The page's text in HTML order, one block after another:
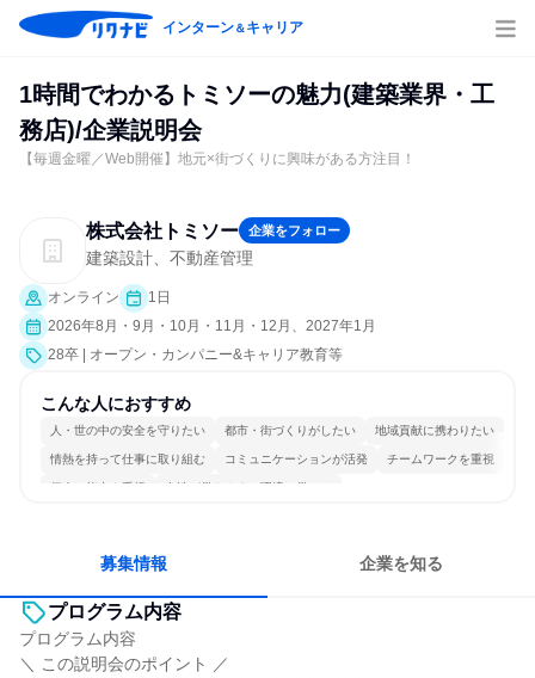
インターン＆キャリア
1時間でわかるトミソーの魅力(建築業界・工
務店)/企業説明会
【毎週金曜／Web開催】地元×街づくりに興味がある方注目！
株式会社トミソー 企業をフォロー
建築設計、不動産管理
オンライン
1日
2026年8月・9月・10月・11月・12月、2027年1月
28卒 | オープン・カンパニー&キャリア教育等
こんな人におすすめ
人・世の中の安全を守りたい 都市・街づくりがしたい 地域貢献に携わりたい
情熱を持って仕事に取り組む コミュニケーションが活発 チームワークを重視
個人の能力を重視 女性が働きやすい環境で働ける
募集情報 企業を知る
プログラム内容
プログラム内容
＼ この説明会のポイント ／